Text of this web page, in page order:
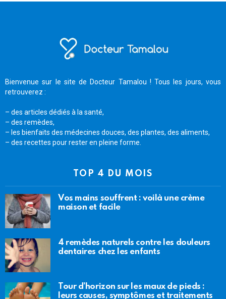
Bienvenue sur le site de Docteur Tamalou ! Tous les jours, vous
retrouverez :
– des articles dédiés à la santé,
– des remèdes,
– les bienfaits des médecines douces, des plantes, des aliments,
– des recettes pour rester en pleine forme.
TOP 4 DU MOIS
Vos mains souffrent : voilà une crème
maison et facile
4 remèdes naturels contre les douleurs
dentaires chez les enfants
Tour d’horizon sur les maux de pieds :
leurs causes, symptômes et traitements